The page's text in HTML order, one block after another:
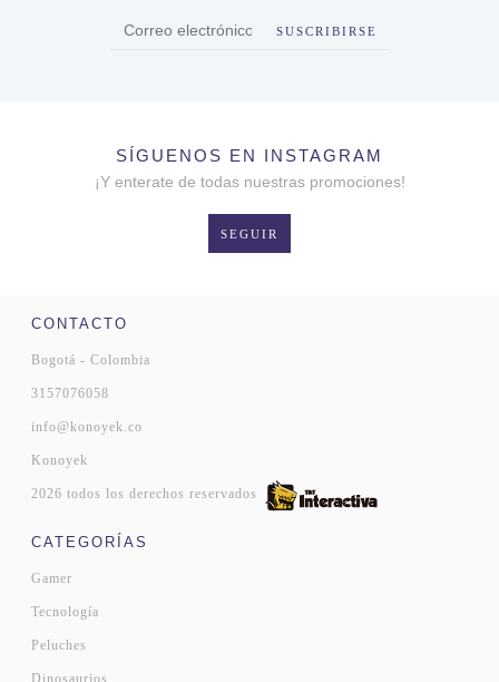
SUSCRIBIRSE
SÍGUENOS EN INSTAGRAM
¡Y enterate de todas nuestras promociones!
SEGUIR
CONTACTO
Bogotá - Colombia
3157076058
info@konoyek.co
Konoyek
2026 todos los derechos reservados
CATEGORÍAS
Gamer
Tecnología
Peluches
Dinosaurios